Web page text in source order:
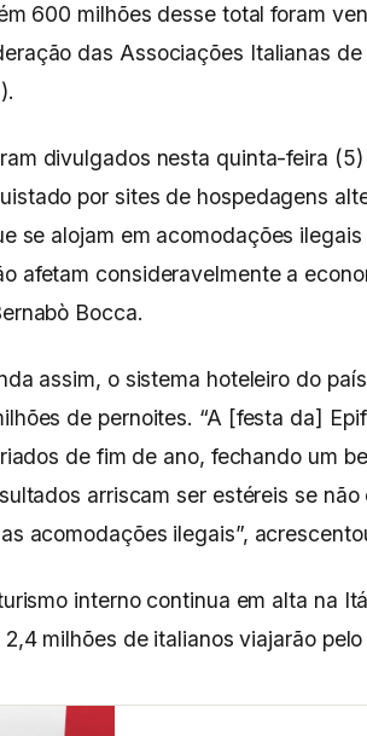
600 milhões desse total foram
das Associações Italianas
divulgados nesta quinta-feira
por sites de hospedagens
se alojam em acomodações
afetam consideravelmente a
Bocca.
assim, o sistema hoteleiro do
de pernoites. “A [festa da]
de fim de ano, fechando um
arriscam ser estéreis se
acomodações ilegais”,
interno continua em alta na
2,4 milhões de italianos viajarão pelo